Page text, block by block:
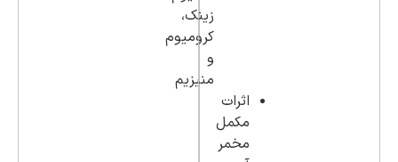
زینک،
کرومیوم
و
منیزیم
اثرات
مکمل
مخمر